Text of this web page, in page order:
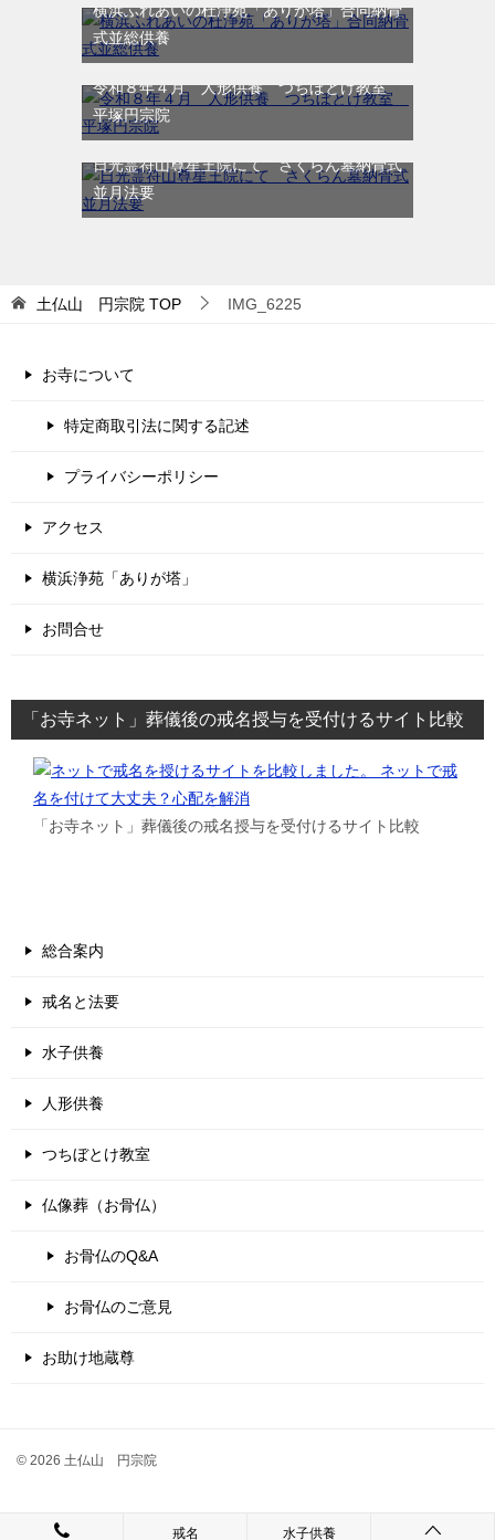
横浜ふれあいの杜浄苑「ありが塔」合同納骨
式並総供養
令和８年４月 人形供養 つちぼとけ教室
平塚円宗院
日光霊符山尊星王院にて さくらん墓納骨式
並月法要
土仏山 円宗院 TOP IMG_6225
お寺について
特定商取引法に関する記述
プライバシーポリシー
アクセス
横浜浄苑「ありが塔」
お問合せ
「お寺ネット」葬儀後の戒名授与を受付けるサイト比較
「お寺ネット」葬儀後の戒名授与を受付けるサイト比較
総合案内
戒名と法要
水子供養
人形供養
つちぼとけ教室
仏像葬（お骨仏）
お骨仏のQ&A
お骨仏のご意見
お助け地蔵尊
© 2026 土仏山 円宗院
戒名 水子供養